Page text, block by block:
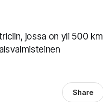
jossa on yli 500 km
Share